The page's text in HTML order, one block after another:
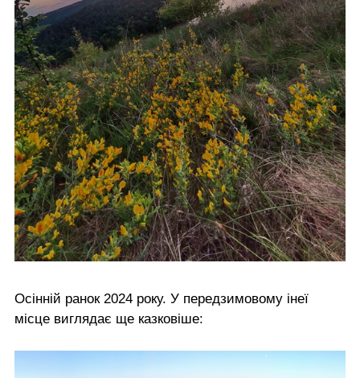
Осінній ранок 2024 року. У передзимовому інеї
місце виглядає ще казковіше: